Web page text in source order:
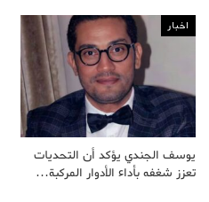
اخبار
يوسف الجندي يؤكد أن التحديات
تعزز شغفه بأداء الأدوار المركبة…